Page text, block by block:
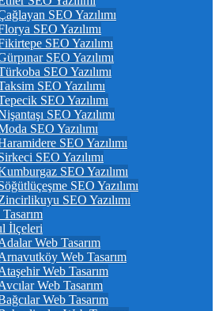
SEO Yazılımı
SEO Yazılımı
SEO Yazılımı
SEO Yazılımı
SEO Yazılımı
SEO Yazılımı
SEO Yazılımı
SEO Yazılımı
SEO Yazılımı
SEO Yazılımı
SEO Yazılımı
SEO Yazılımı
SEO Yazılımı
SEO Yazılımı
İlçeleri
Web Tasarım
Web Tasarım
Web Tasarım
Web Tasarım
Web Tasarım